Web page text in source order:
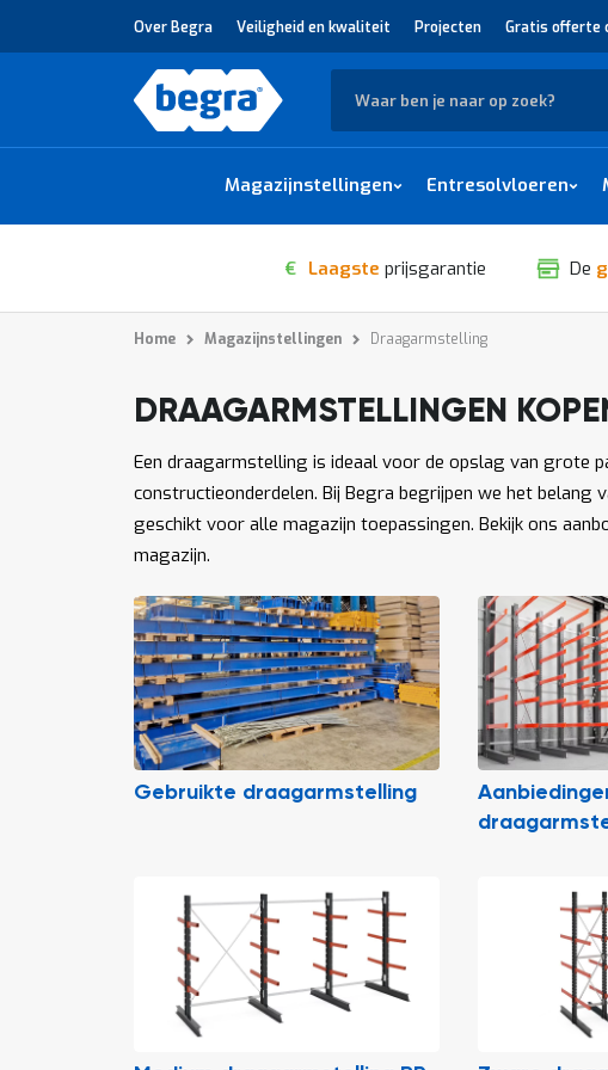
Over Begra Veiligheid en kwaliteit Projecten Gratis offerte
Zoek
Magazijnstellingen Entresolvloeren
€ Laagste prijsgarantie De
Home Magazijnstellingen Draagarmstelling
DRAAGARMSTELLINGEN
Een draagarmstelling is ideaal voor de opslag van grote
constructieonderdelen. Bij Begra begrijpen we het
geschikt voor alle magazijn toepassingen. Bekijk ons
magazijn.
Gebruikte draagarmstelling